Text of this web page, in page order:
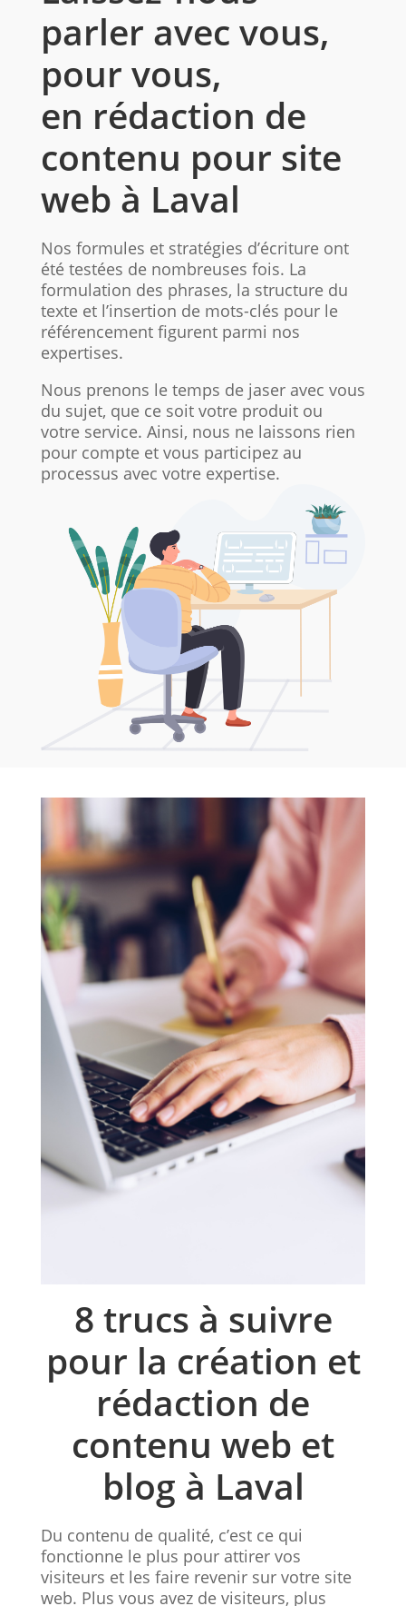
parler avec vous,
pour vous,
en rédaction de
contenu pour site
web à Laval
Nos formules et stratégies d’écriture ont
été testées de nombreuses fois. La
formulation des phrases, la structure du
texte et l’insertion de mots-clés pour le
référencement figurent parmi nos
expertises.
Nous prenons le temps de jaser avec vous
du sujet, que ce soit votre produit ou
votre service. Ainsi, nous ne laissons rien
pour compte et vous participez au
processus avec votre expertise.
8 trucs à suivre
pour la création et
rédaction de
contenu web et
blog à Laval
Du contenu de qualité, c’est ce qui
fonctionne le plus pour attirer vos
visiteurs et les faire revenir sur votre site
web. Plus vous avez de visiteurs, plus